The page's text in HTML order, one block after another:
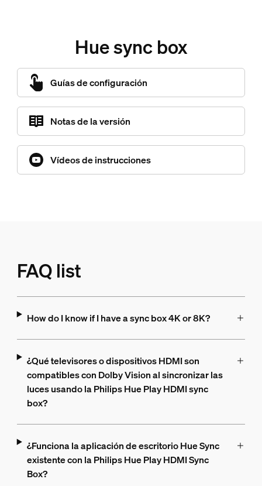
Hue sync box
Guías de configuración
Notas de la versión
Vídeos de instrucciones
FAQ list
How do I know if I have a sync box 4K or 8K?
¿Qué televisores o dispositivos HDMI son
compatibles con Dolby Vision al sincronizar las
luces usando la Philips Hue Play HDMI sync
box?
¿Funciona la aplicación de escritorio Hue Sync
existente con la Philips Hue Play HDMI Sync
Box?